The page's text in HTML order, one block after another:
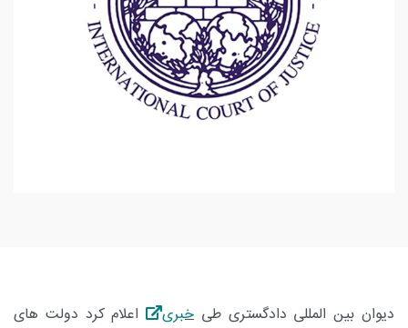
دیوان بین المللی دادگستری طی خبری
اعلام کرد دولت های